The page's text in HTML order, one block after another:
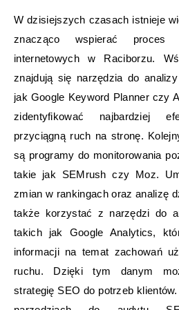
W dzisiejszych czasach istnieje
znacząco wspierać proces
internetowych w Raciborzu.
znajdują się narzędzia do
jak Google Keyword Planner czy
zidentyfikować najbardziej
przyciągną ruch na stronę.
są programy do monitorowania
takie jak SEMrush czy Moz.
zmian w rankingach oraz analizę
także korzystać z narzędzi do
takich jak Google Analytics,
informacji na temat zachowań
ruchu. Dzięki tym danym
strategię SEO do potrzeb